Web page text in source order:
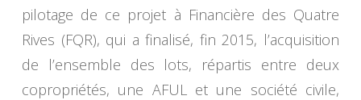
pilotage de ce projet à Financière des Quatre
Rives (FQR), qui a finalisé, fin 2015, l’acquisition
de l’ensemble des lots, répartis entre deux
copropriétés, une AFUL et une société civile,